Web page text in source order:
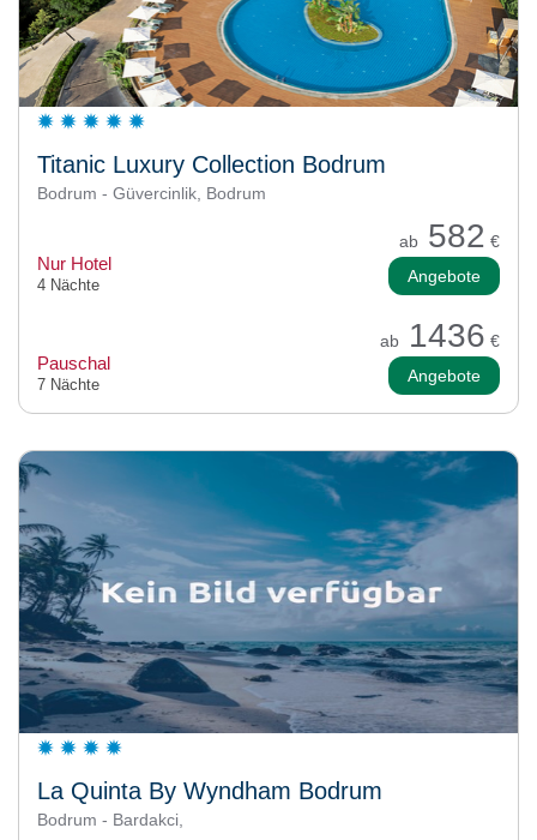
Titanic Luxury Collection Bodrum
Bodrum - Güvercinlik, Bodrum
ab 582 €
Nur Hotel
4 Nächte Angebote
ab 1436 €
Pauschal
7 Nächte Angebote
La Quinta By Wyndham Bodrum
Bodrum - Bardakci,